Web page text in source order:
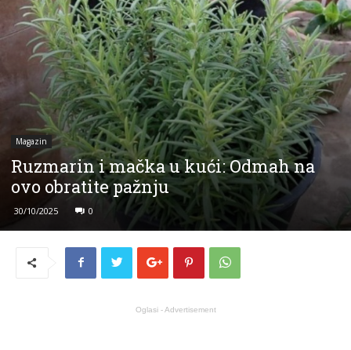
INFO
Magazin
Ruzmarin i mačka u kući: Odmah na
ovo obratite pažnju
30/10/2025 0
Oglasi - Advertisement